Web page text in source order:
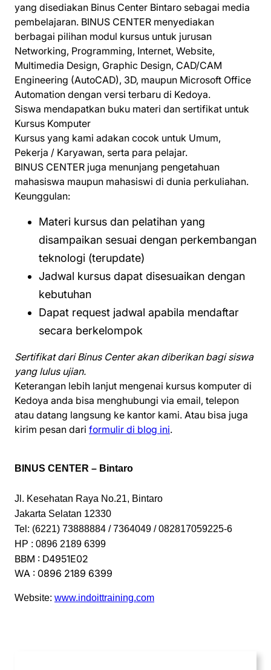
yang disediakan Binus Center Bintaro sebagai media
pembelajaran. BINUS CENTER menyediakan
berbagai pilihan modul kursus untuk jurusan
Networking, Programming, Internet, Website,
Multimedia Design, Graphic Design, CAD/CAM
Engineering (AutoCAD), 3D, maupun Microsoft Office
Automation dengan versi terbaru di Kedoya.
Siswa mendapatkan buku materi dan sertifikat untuk
Kursus Komputer
Kursus yang kami adakan cocok untuk Umum,
Pekerja / Karyawan, serta para pelajar.
BINUS CENTER juga menunjang pengetahuan
mahasiswa maupun mahasiswi di dunia perkuliahan.
Keunggulan:
Materi kursus dan pelatihan yang
disampaikan sesuai dengan perkembangan
teknologi (terupdate)
Jadwal kursus dapat disesuaikan dengan
kebutuhan
Dapat request jadwal apabila mendaftar
secara berkelompok
Sertifikat dari Binus Center akan diberikan bagi siswa
yang lulus ujian.
Keterangan lebih lanjut mengenai kursus komputer di
Kedoya anda bisa menghubungi via email, telepon
atau datang langsung ke kantor kami. Atau bisa juga
kirim pesan dari formulir di blog ini.
BINUS CENTER – Bintaro
Jl. Kesehatan Raya No.21, Bintaro
Jakarta Selatan 12330
Tel: (6221) 73888884 / 7364049 / 082817059225-6
HP : 0896 2189 6399
BBM : D4951E02
WA : 0896 2189 6399
Website: www.indoittraining.com